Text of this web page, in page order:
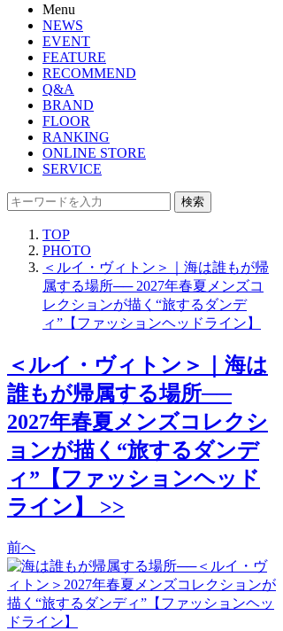
Menu
NEWS
EVENT
FEATURE
RECOMMEND
Q&A
BRAND
FLOOR
RANKING
ONLINE STORE
SERVICE
検索
TOP
PHOTO
＜ルイ・ヴィトン＞｜海は誰もが帰
属する場所── 2027年春夏メンズコ
レクションが描く“旅するダンデ
ィ”【ファッションヘッドライン】
＜ルイ・ヴィトン＞｜海は
誰もが帰属する場所──
2027年春夏メンズコレクシ
ョンが描く“旅するダンデ
ィ”【ファッションヘッド
ライン】 >>
前へ